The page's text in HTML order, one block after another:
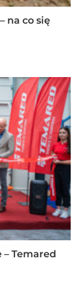
na co się
Temared